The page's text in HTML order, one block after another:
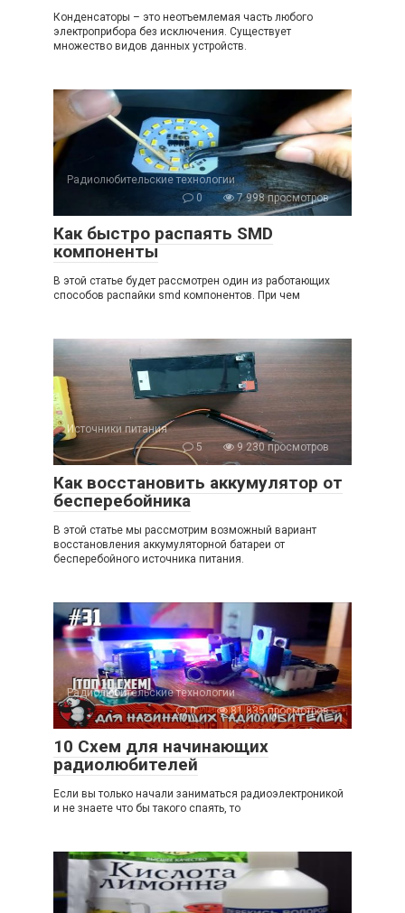
Конденсаторы – это неотъемлемая часть любого
электроприбора без исключения. Существует
множество видов данных устройств.
Радиолюбительские технологии
0
7 998 просмотров
Как быстро распаять SMD
компоненты
В этой статье будет рассмотрен один из работающих
способов распайки smd компонентов. При чем
Источники питания
5
9 230 просмотров
Как восстановить аккумулятор от
бесперебойника
В этой статье мы рассмотрим возможный вариант
восстановления аккумуляторной батареи от
бесперебойного источника питания.
Радиолюбительские технологии
0
81 835 просмотров
10 Схем для начинающих
радиолюбителей
Если вы только начали заниматься радиоэлектроникой
и не знаете что бы такого спаять, то